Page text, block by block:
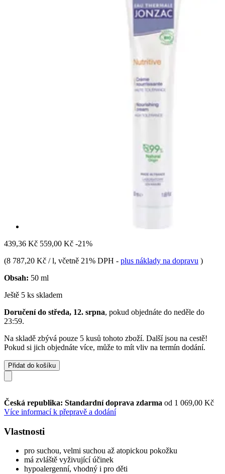
439,36 Kč 559,00 Kč -21%
(8 787,20 Kč / l, včetně 21% DPH - plus náklady na dopravu )
Obsah: 50 ml
Ještě 5 ks skladem
Doručení do středa, 12. srpna, pokud objednáte do neděle do
23:59.
Na skladě zbývá pouze 5 kusů tohoto zboží. Další jsou na cestě!
Pokud si jich objednáte více, může to mít vliv na termín dodání.
Přidat do košíku
Česká republika: Standardní doprava zdarma od 1 069,00 Kč
Více informací k přepravě a dodání
Vlastnosti
pro suchou, velmi suchou až atopickou pokožku
má zvláště vyživující účinek
hypoalergenní, vhodný i pro děti